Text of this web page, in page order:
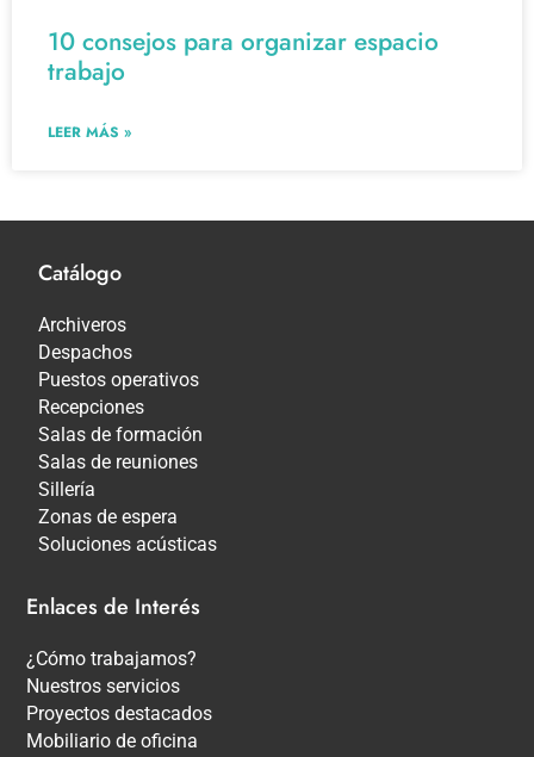
10 consejos para organizar espacio
trabajo
LEER MÁS »
Catálogo
Archiveros
Despachos
Puestos operativos
Recepciones
Salas de formación
Salas de reuniones
Sillería
Zonas de espera
Soluciones acústicas
Enlaces de Interés
¿Cómo trabajamos?
Nuestros servicios
Proyectos destacados
Mobiliario de oficina